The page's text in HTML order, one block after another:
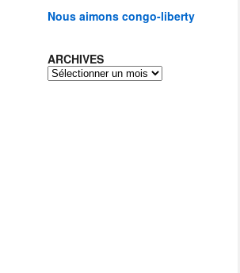
Nous aimons congo-liberty
ARCHIVES
ARCHIVES